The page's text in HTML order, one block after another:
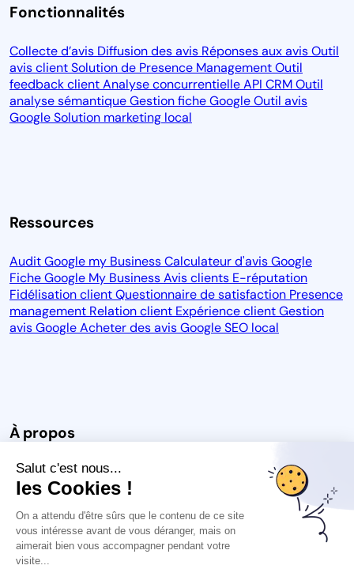
Salut c'est nous...
les Cookies !
On a attendu d'être sûrs que le contenu de ce site
vous intéresse avant de vous déranger, mais on
aimerait bien vous accompagner pendant votre
visite...
Fonctionnalités
Collecte d’avis Diffusion des avis Réponses aux avisOutil
avis clientSolution de Presence ManagementOutil
feedback clientAnalyse concurrentielleAPI CRMOutil
analyse sémantiqueGestion fiche GoogleOutil avis
GoogleSolution marketing local
Ressources
Audit Google my BusinessCalculateur d'avis Google
Fiche Google My BusinessAvis clients E-réputation
Fidélisation clientQuestionnaire de satisfaction Presence
management Relation client Expérience clientGestion
avis GoogleAcheter des avis GoogleSEO local
À propos
Notre vision BlogCGU
Carrière
Espace PresseProtection des données Mention légales